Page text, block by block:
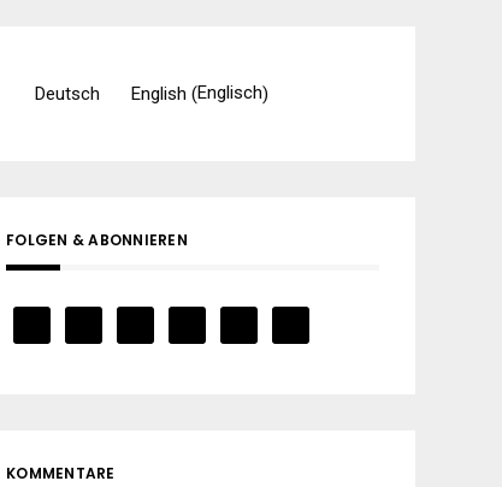
Deutsch English (Englisch)
FOLGEN & ABONNIEREN
KOMMENTARE